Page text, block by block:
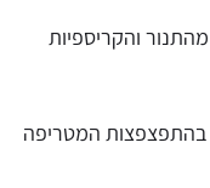
והקריספיות
בהתפצפצות המטריפה